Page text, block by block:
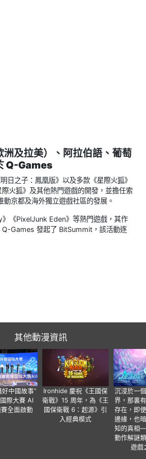
洲及拉美）、阿拉伯語、葡萄
Q-Games
之子：鳳凰版》以及多款《星際火狐》
火狐》及其他熱門遊戲的開發，並擔任索
京都及海外獨立遊戲社區的發展。
《PixelJunk Eden》等熱門遊戲，其作
Q-Games 發起了 BitSummit，該活動逐
其他動漫資訊
好中國故事”
際大賽 AI
全面啟動
Ironhide 慶祝《王國保
衛戰》15 周年，為《王
國保衛戰 6：起源》引
入經典模式
沉浸於一
界，那裏
存在，即
邊緣，也
知的真相
動作解謎
遊戲